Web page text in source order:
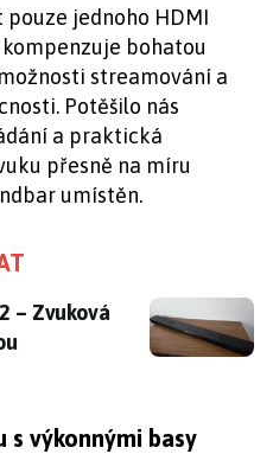
jednoho HDMI
bohatou
streamování a
Potěšilo nás
a praktická
přesně na míru
umístěn.
– Zvuková lavina s
– Zvuková
s výkonnými basy